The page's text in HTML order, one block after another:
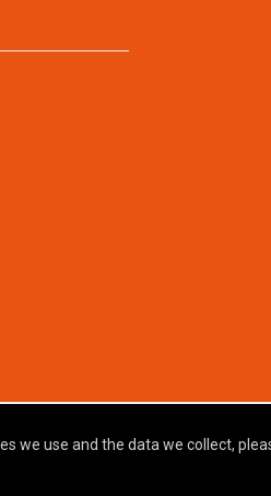
we use and the data we collect,